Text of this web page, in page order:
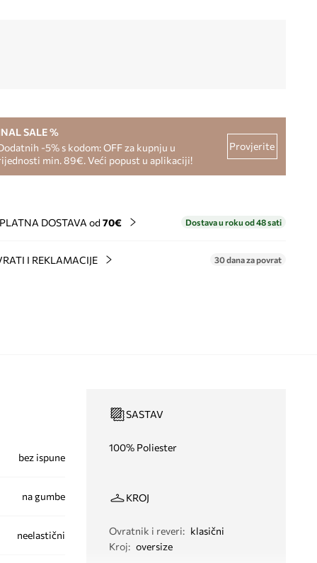
SALE %
-5% s kodom: OFF za kupnju u
min. 89€. Veći popust u aplikaciji!
Provjerite
DOSTAVA od 70€ Dostava u roku od 48 sati
I REKLAMACIJE 30 dana za povrat
bez ispune
na gumbe
neelastični
SASTAV
100% Poliester
KROJ
Ovratnik i reveri: klasični
Kroj: oversize